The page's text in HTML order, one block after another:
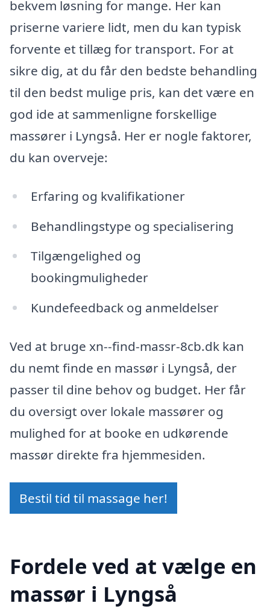
bekvem løsning for mange. Her kan
priserne variere lidt, men du kan typisk
forvente et tillæg for transport. For at
sikre dig, at du får den bedste behandling
til den bedst mulige pris, kan det være en
god ide at sammenligne forskellige
massører i Lyngså. Her er nogle faktorer,
du kan overveje:
Erfaring og kvalifikationer
Behandlingstype og specialisering
Tilgængelighed og
bookingmuligheder
Kundefeedback og anmeldelser
Ved at bruge xn--find-massr-8cb.dk kan
du nemt finde en massør i Lyngså, der
passer til dine behov og budget. Her får
du oversigt over lokale massører og
mulighed for at booke en udkørende
massør direkte fra hjemmesiden.
Bestil tid til massage her!
Fordele ved at vælge en
massør i Lyngså